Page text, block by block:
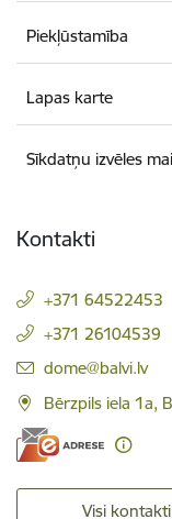
Piekļūstamība
Lapas karte
Sīkdatņu izvēles
Kontakti
+371 64522453
+371 26104539
E-pasts:
dome@balvi.lv
Bērzpils iela 1a,
Visi kontakti